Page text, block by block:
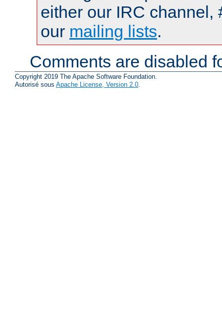
either our IRC channel,
our mailing lists.
Comments are disabled
Copyright 2019 The Apache Software Foundation.
Autorisé sous Apache License, Version 2.0.